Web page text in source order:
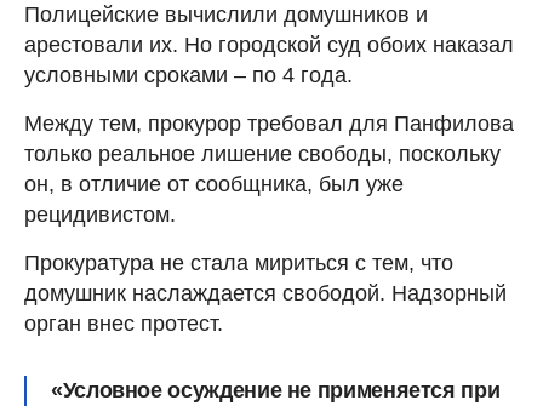
Полицейские вычислили домушников и
арестовали их. Но городской суд обоих наказал
условными сроками – по 4 года.
Между тем, прокурор требовал для Панфилова
только реальное лишение свободы, поскольку
он, в отличие от сообщника, был уже
рецидивистом.
Прокуратура не стала мириться с тем, что
домушник наслаждается свободой. Надзорный
орган внес протест.
«Условное осуждение не применяется при